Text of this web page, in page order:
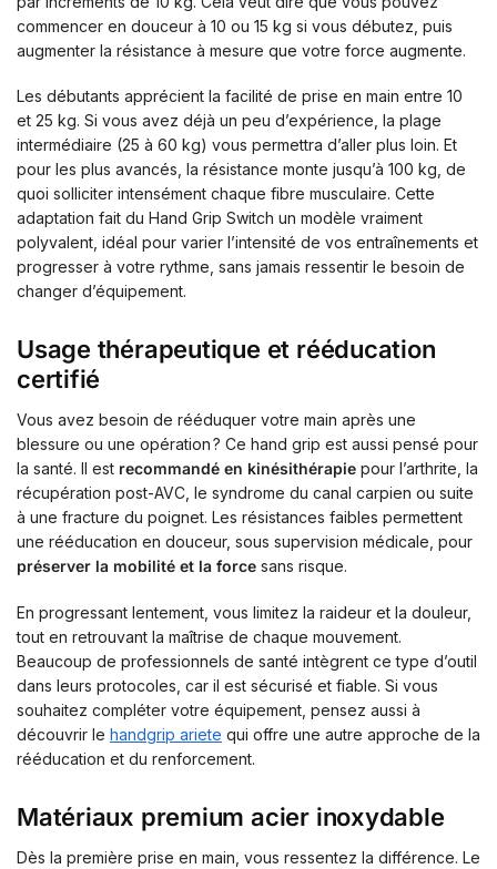
commencer en douceur à 10 ou 15 kg si vous débutez, puis
augmenter la résistance à mesure que votre force augmente.
Les débutants apprécient la facilité de prise en main entre 10
et 25 kg. Si vous avez déjà un peu d’expérience, la plage
intermédiaire (25 à 60 kg) vous permettra d’aller plus loin. Et
pour les plus avancés, la résistance monte jusqu’à 100 kg, de
quoi solliciter intensément chaque fibre musculaire. Cette
adaptation fait du Hand Grip Switch un modèle vraiment
polyvalent, idéal pour varier l’intensité de vos entraînements et
progresser à votre rythme, sans jamais ressentir le besoin de
changer d’équipement.
Usage thérapeutique et rééducation
certifié
Vous avez besoin de rééduquer votre main après une
blessure ou une opération ? Ce hand grip est aussi pensé pour
la santé. Il est recommandé en kinésithérapie pour l’arthrite, la
récupération post-AVC, le syndrome du canal carpien ou suite
à une fracture du poignet. Les résistances faibles permettent
une rééducation en douceur, sous supervision médicale, pour
préserver la mobilité et la force sans risque.
En progressant lentement, vous limitez la raideur et la douleur,
tout en retrouvant la maîtrise de chaque mouvement.
Beaucoup de professionnels de santé intègrent ce type d’outil
dans leurs protocoles, car il est sécurisé et fiable. Si vous
souhaitez compléter votre équipement, pensez aussi à
découvrir le handgrip ariete qui offre une autre approche de la
rééducation et du renforcement.
Matériaux premium acier inoxydable
Dès la première prise en main, vous ressentez la différence. Le